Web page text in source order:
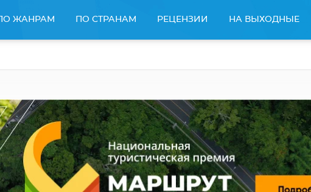
ПО ЖАНРАМ ПО СТРАНАМ РЕЦЕНЗИИ НА ВЫХОДНЫЕ